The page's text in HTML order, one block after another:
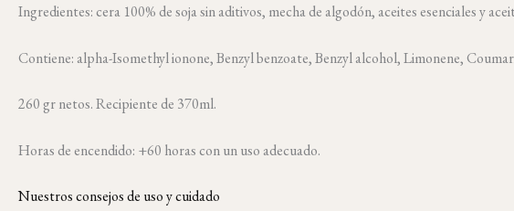
Ingredientes: cera 100% de soja sin aditivos, mecha de algodón, aceites esenciales y
Contiene: alpha-Isomethyl ionone, Benzyl benzoate, Benzyl alcohol, Limonene,
260 gr netos. Recipiente de 370ml.
Horas de encendido: +60 horas con un uso adecuado.
Nuestros consejos de uso y cuidado